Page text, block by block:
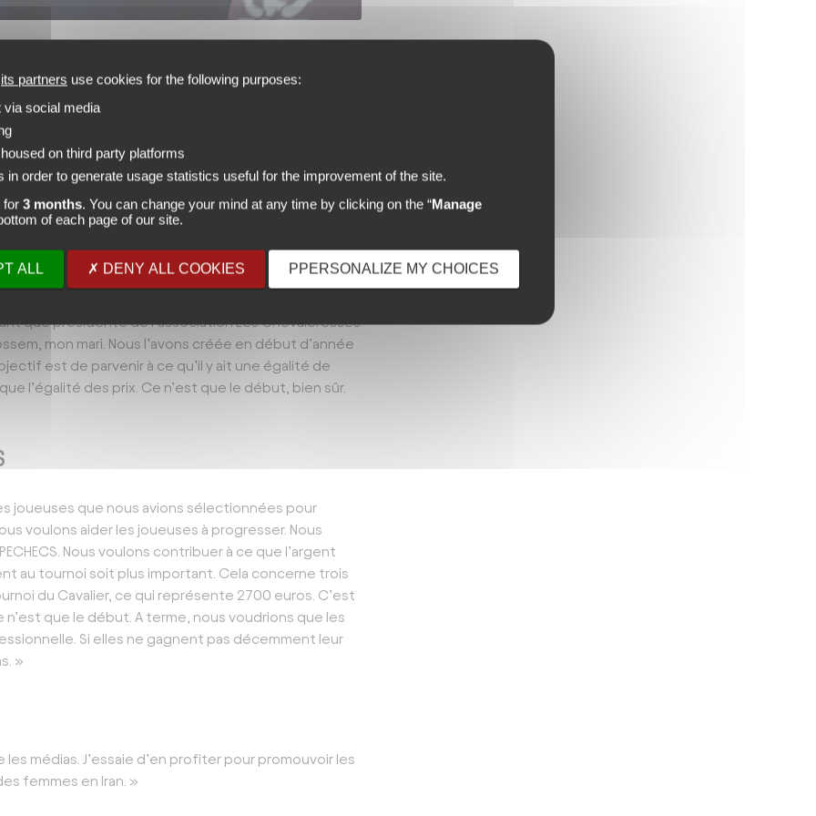
2025. Elle est présidée par la GMF d’origine
France en 2023.
joué le Trophée Karpov en 2017. J’avais
proche. C’était très cool. Tout était parfait. J’avais
femmes et quatre hommes. Nous jouions
étions une équipe féminine. En 2019, j’avais
que présidente de l’association Les Chevaleresses
mon mari. Nous l’avons créée en début d’année
est de parvenir à ce qu’il y ait une égalité de
l’égalité des prix. Ce n’est que le début, bien sûr.
joueuses que nous avions sélectionnées pour
voulons aider les joueuses à progresser. Nous
Nous voulons contribuer à ce que l’argent
au tournoi soit plus important. Cela concerne trois
du Cavalier, ce qui représente 2700 euros. C’est
n’est que le début. A terme, nous voudrions que les
Si elles ne gagnent pas décemment leur
»
médias. J’essaie d’en profiter pour promouvoir les
femmes en Iran. »
its partners use cookies for the following purposes:
via social media
on third party platforms
in order to generate usage statistics useful for the improvement of the site.
for 3 months. You can change your mind at any time by clicking on the “Manage
of each page of our site.
ALL DENY ALL COOKIES PPERSONALIZE MY CHOICES